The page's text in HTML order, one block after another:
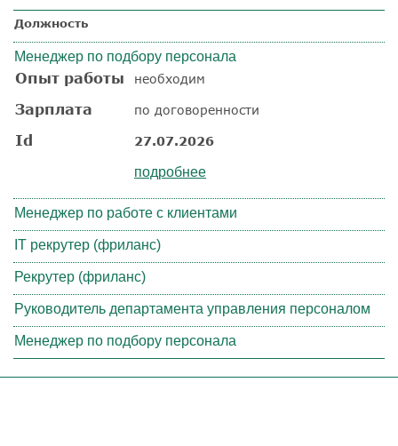
Должность
Менеджер по подбору персонала
Опыт работы необходим
Зарплата по договоренности
Id 27.07.2026
подробнее
Менеджер по работе с клиентами
IT рекрутер (фриланс)
Рекрутер (фриланс)
Руководитель департамента управления персоналом
Менеджер по подбору персонала